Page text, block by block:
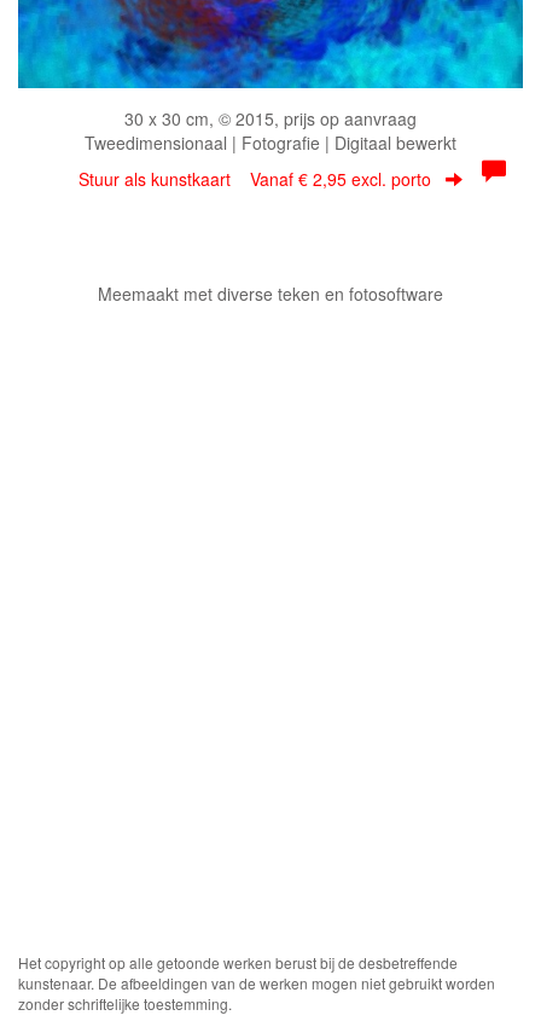
30 x 30 cm, © 2015, prijs op aanvraag
Tweedimensionaal | Fotografie | Digitaal bewerkt
Stuur als kunstkaart Vanaf € 2,95 excl. porto
Meemaakt met diverse teken en fotosoftware
Het copyright op alle getoonde werken berust bij de desbetreffende
kunstenaar. De afbeeldingen van de werken mogen niet gebruikt worden
zonder schriftelijke toestemming.